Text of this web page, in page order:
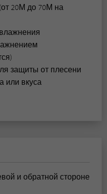
20М до 70М на
защиты от плесени
или вкуса
и обратной стороне